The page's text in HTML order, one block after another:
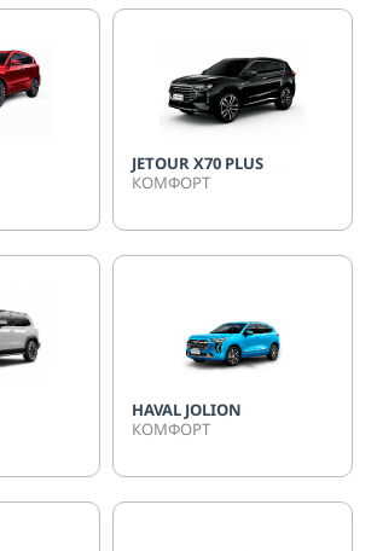
JETOUR X70 PLUS
КОМФОРТ
HAVAL JOLION
КОМФОРТ